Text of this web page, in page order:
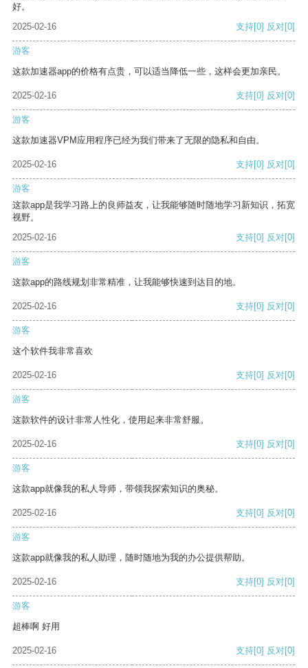
好。
2025-02-16
支持[0] 反对[0]
游客
这款加速器app的价格有点贵，可以适当降低一些，这样会更加亲民。
2025-02-16 支持[0] 反对[0]
游客
这款加速器VPM应用程序已经为我们带来了无限的隐私和自由。
2025-02-16 支持[0] 反对[0]
游客
这款app是我学习路上的良师益友，让我能够随时随地学习新知识，拓宽
视野。
2025-02-16
支持[0] 反对[0]
游客
这款app的路线规划非常精准，让我能够快速到达目的地。
2025-02-16 支持[0] 反对[0]
游客
这个软件我非常喜欢
2025-02-16 支持[0] 反对[0]
游客
这款软件的设计非常人性化，使用起来非常舒服。
2025-02-16 支持[0] 反对[0]
游客
这款app就像我的私人导师，带领我探索知识的奥秘。
2025-02-16 支持[0] 反对[0]
游客
这款app就像我的私人助理，随时随地为我的办公提供帮助。
2025-02-16 支持[0] 反对[0]
游客
超棒啊 好用
2025-02-16 支持[0] 反对[0]